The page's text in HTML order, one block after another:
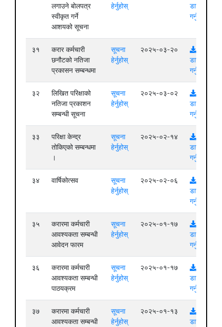
लगाउने बोलपत्र
स्वीकृत गर्ने
आशयको सूचना
हेर्नुहोस्
डाउनलोड
गर्नुहोस्
३१
करार कर्मचारी
छनौटको नतिजा
प्रकासन सम्बन्धमा
सूचना
हेर्नुहोस्
२०२५-०३-२०
डाउनलोड
गर्नुहोस्
३२
लिखित परिक्षाको
नतिजा प्रकाशन
सम्बन्धी सूचना
सूचना
हेर्नुहोस्
२०२५-०३-०२
डाउनलोड
गर्नुहोस्
३३
परिक्षा केन्द्र
तोकिएको सम्बन्धमा
।
सूचना
हेर्नुहोस्
२०२५-०२-१४
डाउनलोड
गर्नुहोस्
३४ वार्षिकोत्सव
सूचना
हेर्नुहोस्
२०२५-०२-०६
डाउनलोड
गर्नुहोस्
३५
करारमा कर्मचारी
आवश्यकता सम्बन्धी
आवेदन फारम
सूचना
हेर्नुहोस्
२०२५-०१-१७
डाउनलोड
गर्नुहोस्
३६
करारमा कर्मचारी
आवश्यकता सम्बन्धी
पाठयक्रम
सूचना
हेर्नुहोस्
२०२५-०१-१७
डाउनलोड
गर्नुहोस्
३७
करारमा कर्मचारी
आवश्यकता सम्बन्धी
सूचना
हेर्नुहोस्
२०२५-०१-१३
डाउनलोड